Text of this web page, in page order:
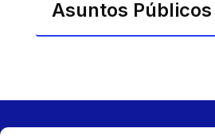
Asuntos Públicos